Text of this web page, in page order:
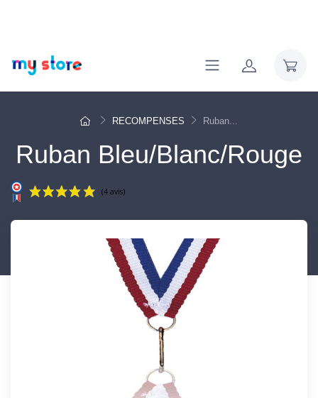
RECOMPENSES Ruban...
Ruban Bleu/Blanc/Rouge